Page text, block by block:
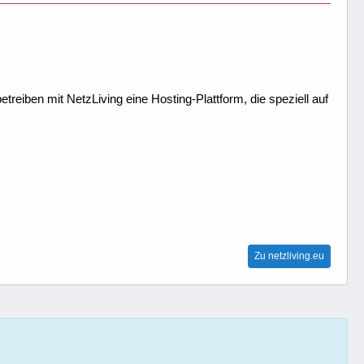
mit NetzLiving eine Hosting-Plattform, die speziell auf
Zu netzliving.eu